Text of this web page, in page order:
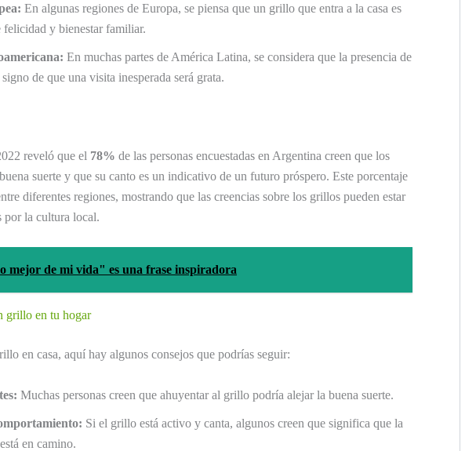
En algunas regiones de Europa, se piensa que un grillo que entra a la casa es
felicidad y bienestar familiar.
En muchas partes de América Latina, se considera que la presencia de
de que una visita inesperada será grata.
reveló que el 78% de las personas encuestadas en Argentina creen que los
suerte y que su canto es un indicativo de un futuro próspero. Este porcentaje
diferentes regiones, mostrando que las creencias sobre los grillos pueden estar
por la cultura local.
mejor de mi vida" es una frase inspiradora
grillo en tu hogar
en casa, aquí hay algunos consejos que podrías seguir:
Muchas personas creen que ahuyentar al grillo podría alejar la buena suerte.
Si el grillo está activo y canta, algunos creen que significa que la
en camino.